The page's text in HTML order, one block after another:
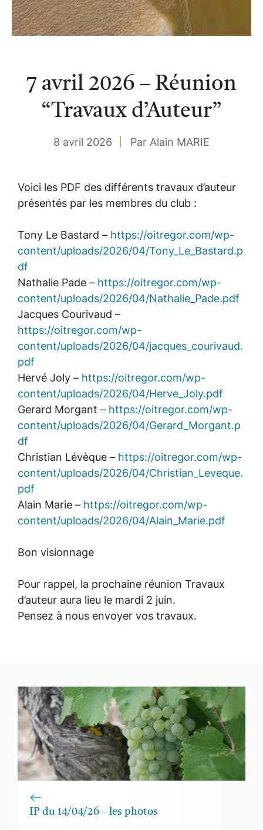
7 avril 2026 – Réunion
“Travaux d’Auteur”
8 avril 2026 Par Alain MARIE
Voici les PDF des différents travaux d’auteur
présentés par les membres du club :
Tony Le Bastard – https://oitregor.com/wp-
content/uploads/2026/04/Tony_Le_Bastard.p
df
Nathalie Pade – https://oitregor.com/wp-
content/uploads/2026/04/Nathalie_Pade.pdf
Jacques Courivaud –
https://oitregor.com/wp-
content/uploads/2026/04/jacques_courivaud.
pdf
Hervé Joly – https://oitregor.com/wp-
content/uploads/2026/04/Herve_Joly.pdf
Gerard Morgant – https://oitregor.com/wp-
content/uploads/2026/04/Gerard_Morgant.p
df
Christian Lévèque – https://oitregor.com/wp-
content/uploads/2026/04/Christian_Leveque.
pdf
Alain Marie – https://oitregor.com/wp-
content/uploads/2026/04/Alain_Marie.pdf
Bon visionnage
Pour rappel, la prochaine réunion Travaux
d’auteur aura lieu le mardi 2 juin.
Pensez à nous envoyer vos travaux.
IP du 14/04/26 – les photos